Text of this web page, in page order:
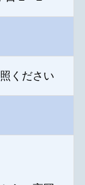
ください